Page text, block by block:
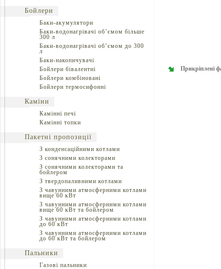
Бойлери
Баки-акумулятори
Баки-водонагрівачі об’ємом більше
300 л
Баки-водонагрівачі об’ємом до 300
л
Баки-накопичувачі
Бойлери бівалентні
Бойлери комбіновані
Бойлери термосифонні
Каміни
Камінні печі
Камінні топки
Пакетні пропозиції
З конденсаційними котлами
З сонячними колекторами
З сонячними колекторами та
бойлером
З твердопаливними котлами
З чавунними атмосферними котлами
вище 60 кВт
З чавунними атмосферними котлами
вище 60 кВт та бойлером
З чавунними атмосферними котлами
до 60 кВт
З чавунними атмосферними котлами
до 60 кВт та бойлером
Пальники
Газові пальники
Прикріплені